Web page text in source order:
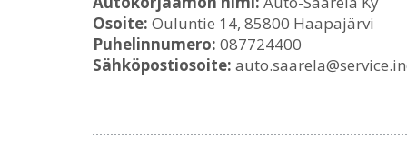
Osoite: Ouluntie 14, 85800 Haapajärvi
Puhelinnumero: 087724400
Sähköpostiosoite: